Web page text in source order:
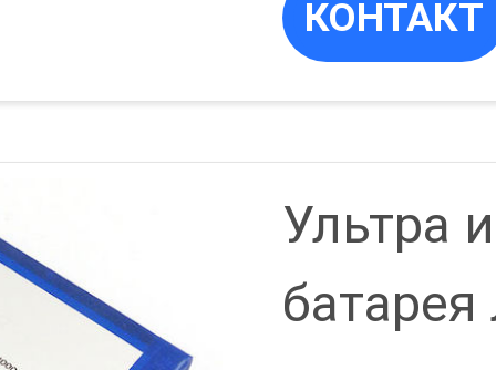
КОНТАКТ
Ультра
батарея